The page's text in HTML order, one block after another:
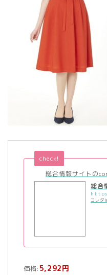
総合情報サイトの
check!
総合
コレダ
価格: 5,292円